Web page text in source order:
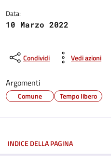
Data:
10 Marzo 2022
Condividi Vedi azioni
Argomenti
Comune Tempo libero
INDICE DELLA PAGINA